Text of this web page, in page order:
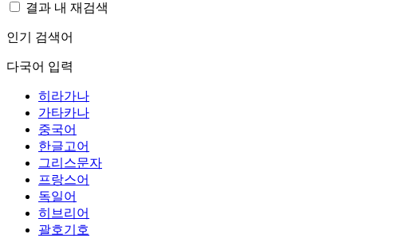
결과 내 재검색
인기 검색어
다국어 입력
히라가나
가타카나
중국어
한글고어
그리스문자
프랑스어
독일어
히브리어
괄호기호